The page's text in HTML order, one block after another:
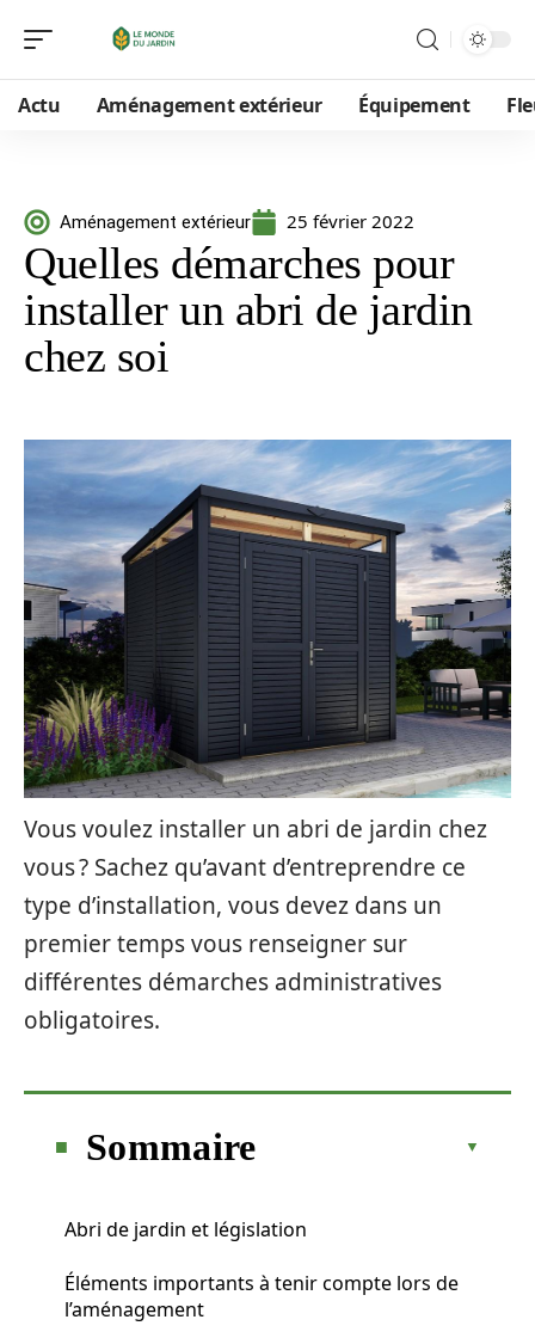
Actu Aménagement extérieur Équipement
Aménagement extérieur 25 février 2022
Quelles démarches pour
installer un abri de jardin
chez soi
Vous voulez installer un abri de jardin chez
vous ? Sachez qu’avant d’entreprendre ce
type d’installation, vous devez dans un
premier temps vous renseigner sur
différentes démarches administratives
obligatoires.
Sommaire
Abri de jardin et législation
Éléments importants à tenir compte lors de
l’aménagement